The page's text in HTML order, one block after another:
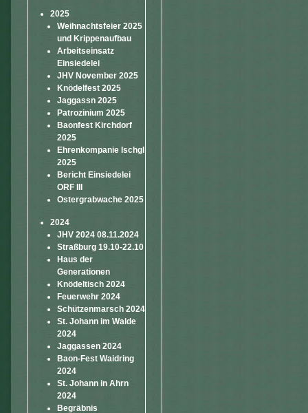
2025
Weihnachtsfeier 2025
und Krippenaufbau
Arbeitseinsatz
Einsiedelei
JHV November 2025
Knödelfest 2025
Jaggassn 2025
Patrozinium 2025
Baonfest Kirchdorf
2025
Ehrenkompanie Ischgl
2025
Bericht Einsiedelei
ORF III
Ostergrabwache 2025
2024
JHV 2024 08.11.2024
Straßburg 19.10-22.10
Haus der
Generationen
Knödeltisch 2024
Feuerwehr 2024
Schützenmarsch 2024
St. Johann im Walde
2024
Jaggassen 2024
Baon-Fest Waidring
2024
St. Johann in Ahrn
2024
Begräbnis